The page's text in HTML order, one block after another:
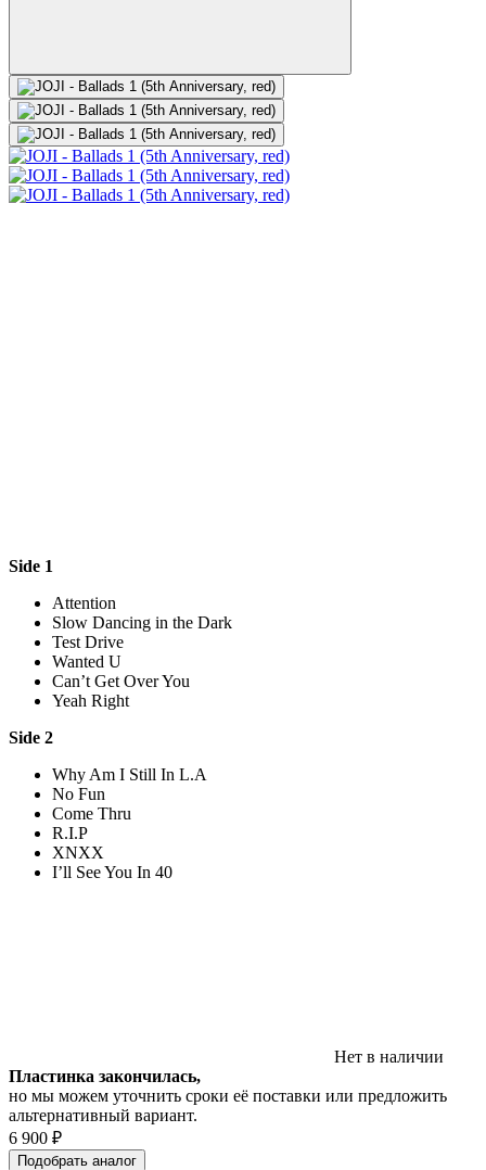
Side 1
Attention
Slow Dancing in the Dark
Test Drive
Wanted U
Can’t Get Over You
Yeah Right
Side 2
Why Am I Still In L.A
No Fun
Come Thru
R.I.P
XNXX
I’ll See You In 40
Нет в наличии
Пластинка закончилась,
но мы можем уточнить сроки её поставки или предложить
альтернативный вариант.
6 900 ₽
Подобрать аналог